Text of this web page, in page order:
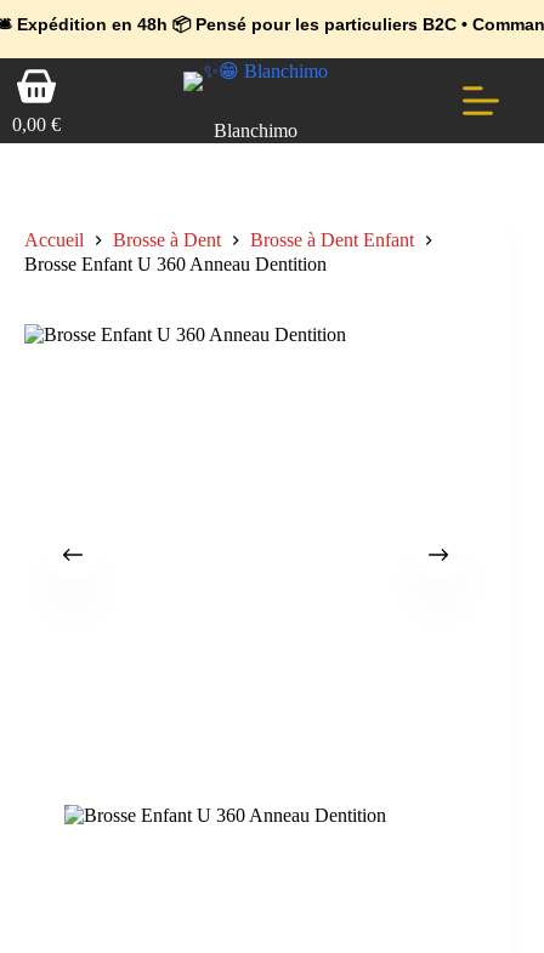
en 48h 📦 Pensé pour les particuliers B2C • Commande
🔥 Déjà adopté par les pros 👉 Passez en Espace Pro B2B 📦
💼 Offres réservées aux professionnels 🚀 Rejoignez l’Espace Pro
PasserPanier
d’achat
0,00 € Blanchimo
Accueil Brosse à Dent
Brosse à Dent Enfant
Brosse Enfant U 360 Anneau Dentition